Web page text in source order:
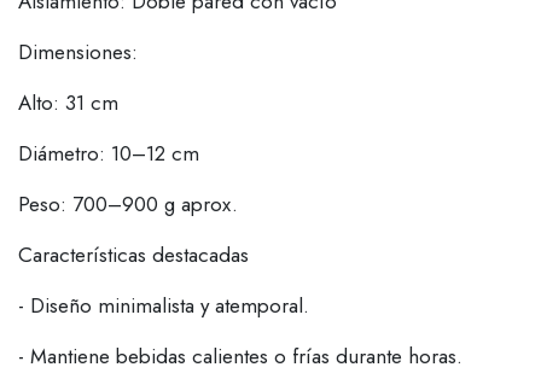
Dimensiones:
Alto: 31 cm
Diámetro: 10–12 cm
Peso: 700–900 g aprox.
Características destacadas
- Diseño minimalista y atemporal.
- Mantiene bebidas calientes o frías durante horas.